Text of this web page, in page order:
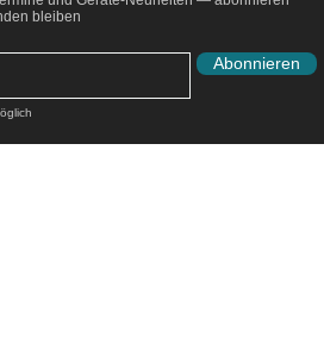
bleiben
Abonnieren